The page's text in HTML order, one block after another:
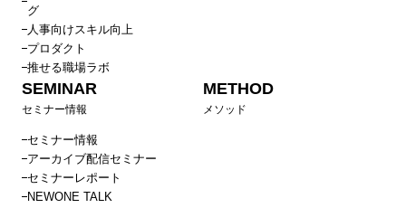
グ
人事向けスキル向上
プロダクト
推せる職場ラボ
SEMINAR
セミナー情報
セミナー情報
アーカイブ配信セミナー
セミナーレポート
NEWONE TALK
METHOD
メソッド